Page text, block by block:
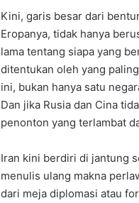
Kini, garis besar dari
Eropanya, tidak hanya
lama tentang siapa yang
ditentukan oleh yang
ini, bukan hanya satu
Dan jika Rusia dan Cina
penonton yang terlambat
Iran kini berdiri di jantung
menulis ulang makna
dari meja diplomasi atau